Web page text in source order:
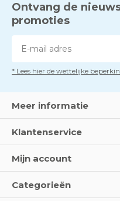
Ontvang de
promoties
* Lees hier de wettelijke
Meer informatie
Klantenservice
Mijn account
Categorieën